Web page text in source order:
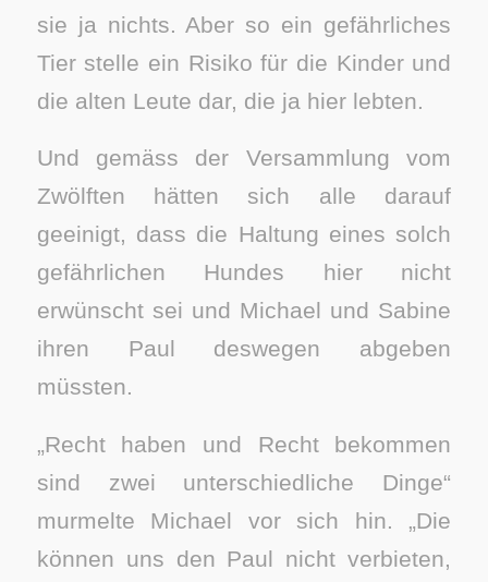
sie ja nichts. Aber so ein gefährliches
Tier stelle ein Risiko für die Kinder und
die alten Leute dar, die ja hier lebten.
Und gemäss der Versammlung vom
Zwölften hätten sich alle darauf
geeinigt, dass die Haltung eines solch
gefährlichen Hundes hier nicht
erwünscht sei und Michael und Sabine
ihren Paul deswegen abgeben
müssten.
„Recht haben und Recht bekommen
sind zwei unterschiedliche Dinge“
murmelte Michael vor sich hin. „Die
können uns den Paul nicht verbieten,